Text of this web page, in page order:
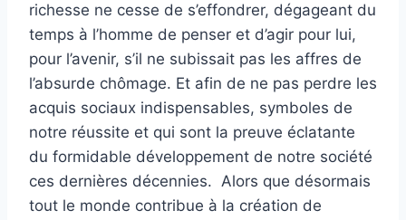
richesse ne cesse de s’effondrer, dégageant du
temps à l’homme de penser et d’agir pour lui,
pour l’avenir, s’il ne subissait pas les affres de
l’absurde chômage. Et afin de ne pas perdre les
acquis sociaux indispensables, symboles de
notre réussite et qui sont la preuve éclatante
du formidable développement de notre société
ces dernières décennies. Alors que désormais
tout le monde contribue à la création de